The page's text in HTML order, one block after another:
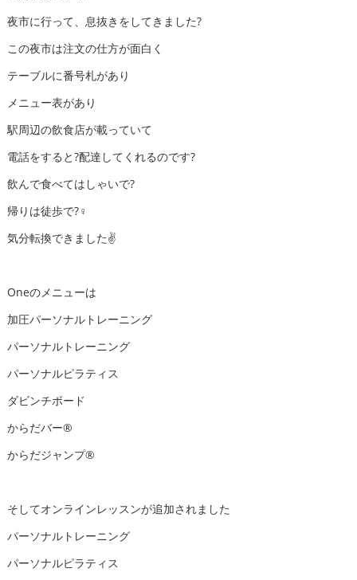
夜市に行って、息抜きをしてきました?
この夜市は注文の仕方が面白く
テーブルに番号札があり
メニュー表があり
駅周辺の飲食店が載っていて
電話をすると?配達してくれるのです?
飲んで食べてはしゃいで?
帰りは徒歩で?‍♀️
気分転換できました✌️
Oneのメニューは
加圧パーソナルトレーニング
パーソナルトレーニング
パーソナルピラティス
ダビンチボード
からだバー®️
からだジャンプ®️
そしてオンラインレッスンが追加されました
パーソナルトレーニング
パーソナルピラティス